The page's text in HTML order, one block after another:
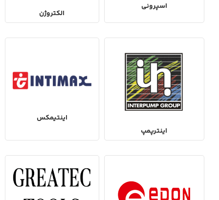
اسپرونی
الکتروژن
اینترپمپ
اینتیمکس